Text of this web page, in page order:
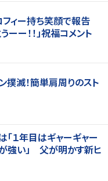
フィー持ち笑顔で報告
ー！！」祝福コメント
撲滅！簡単肩周りのスト
「１年目はギャーギャー
強い」 父が明かす新ヒ